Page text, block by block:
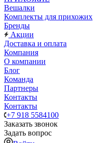
Вешалки
Комплекты для прихожих
Бренды
Акции
Доставка и оплата
Компания
О компании
Блог
Команда
Партнеры
Контакты
Контакты
+7 918 5584100
Заказать звонок
Задать вопрос